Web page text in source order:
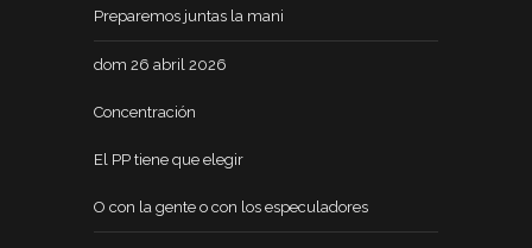
Preparemos juntas la mani
dom 26 abril 2026
Concentración
El PP tiene que elegir
O con la gente o con los especuladores